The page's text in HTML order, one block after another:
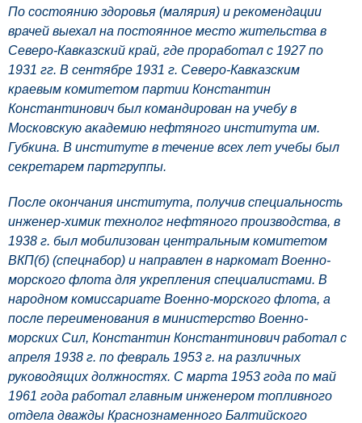
По состоянию здоровья (малярия) и рекомендации
врачей выехал на постоянное место жительства в
Северо-Кавказский край, где проработал с 1927 по
1931 гг. В сентябре 1931 г. Северо-Кавказским
краевым комитетом партии Константин
Константинович был командирован на учебу в
Московскую академию нефтяного института им.
Губкина. В институте в течение всех лет учебы был
секретарем партгруппы.
После окончания института, получив специальность
инженер-химик технолог нефтяного производства, в
1938 г. был мобилизован центральным комитетом
ВКП(б) (спецнабор) и направлен в наркомат Военно-
морского флота для укрепления специалистами. В
народном комиссариате Военно-морского флота, а
после переименования в министерство Военно-
морских Сил, Константин Константинович работал с
апреля 1938 г. по февраль 1953 г. на различных
руководящих должностях. С марта 1953 года по май
1961 года работал главным инженером топливного
отдела дважды Краснознаменного Балтийского